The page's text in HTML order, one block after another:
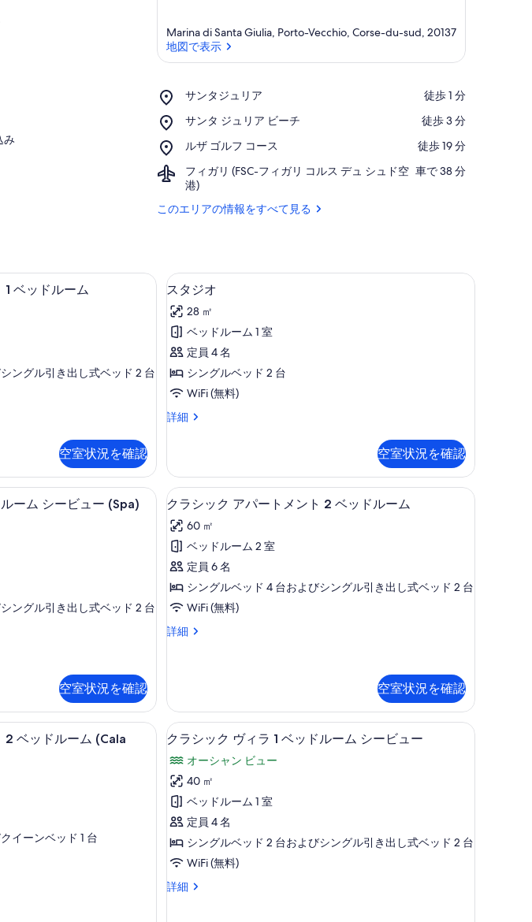
み
Marina di Santa Giulia, Porto-Vecchio, Corse-du-sud, 20137
地図で表示
サンタジュリア
Place,
ン
ジ
ュ
リ
ア
‪徒歩 1 分‬
サンタ ジュリア ビーチ
Place,
ン
ジ
ュ
リ
ア
‪徒歩 3 分‬
ルザ ゴルフ コース
Place,
ザ
ゴ
ル
フ
‪徒歩 19 分‬
フィガリ (FSC-フィガリ コルス デュ シュド空
港)
Airport,
フ
ガ
ィ
ガ
リ
コ
ル
デ
ュ
シ
ュ
ド
空
‪車で 38 分‬
このエリアの情報をすべて見る
ベッドルーム
ングル引き出し式ベッド 2 台
空室状況を確認
ス
タ
ジ
オ
の
す
て
写
真
を
表
示
す
る
12
スタジオ
28 ㎡
ベッドルーム 1 室
定員 4 名
シングルベッド 2 台
WiFi (無料)
詳細
ス
の
詳
細
空室状況を確認
ーム シービュー (Spa)
ングル引き出し式ベッド 2 台
空室状況を確認
ク
ラ
シ
ッ
ク
ア
ー
ン
ト
2
ベ
ッ
ド
ル
ー
ム
の
11
クラシック アパートメント 2 ベッドルーム
60 ㎡
ベッドルーム 2 室
定員 6 名
シングルベッド 4 台およびシングル引き出し式ベッド 2 台
WiFi (無料)
詳細
ク
ア
パ
ー
ト
メ
ン
ト
2
ベ
ッ
ド
ル
ー
ム
空室状況を確認
2 ベッドルーム (Cala
イーンベッド 1 台
ク
シ
ッ
ク
ヴ
ィ
1
9
クラシック ヴィラ 1 ベッドルーム シービュー
オーシャン ビュー
40 ㎡
ベッドルーム 1 室
定員 4 名
シングルベッド 2 台およびシングル引き出し式ベッド 2 台
WiFi (無料)
詳細
ク